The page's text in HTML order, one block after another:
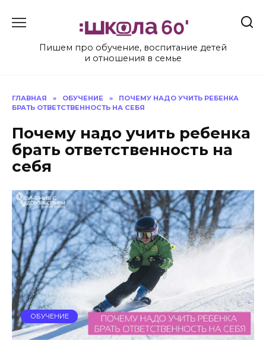
Пишем про обучение, воспитание детей
и отношения в семье
ГЛАВНАЯ » ОБУЧЕНИЕ »
ПОЧЕМУ НАДО УЧИТЬ РЕБЕНКА
БРАТЬ ОТВЕТСТВЕННОСТЬ НА СЕБЯ
Почему надо учить ребенка
брать ответственность на
себя
ОБУЧЕНИЕ